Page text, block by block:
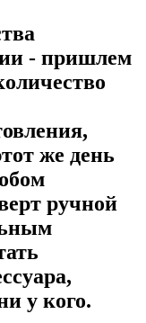
- пришлем
же день
ручной
у кого.